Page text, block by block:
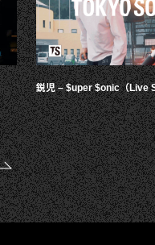
鋭児 – $uper $onic（Live